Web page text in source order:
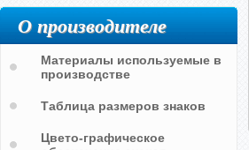
О производителе
Материалы используемые в
производстве
Таблица размеров знаков
Цвето-графическое